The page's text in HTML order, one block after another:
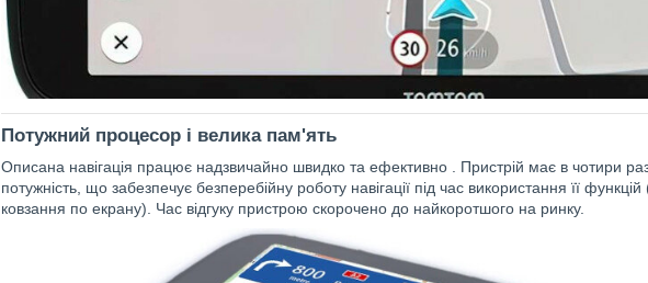
Потужний процесор і велика пам'ять
Описана навігація працює надзвичайно швидко та ефективно . Пристрій має в чотири
потужність, що забезпечує безперебійну роботу навігації під час використання її
ковзання по екрану). Час відгуку пристрою скорочено до найкоротшого на ринку.